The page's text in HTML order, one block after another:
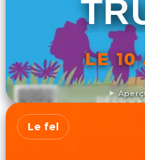
LE 10
Le fel